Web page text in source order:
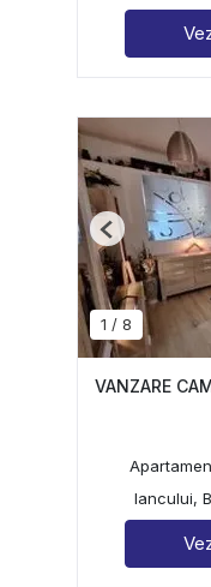
1 / 8
Previous
VANZARE
Iancului,